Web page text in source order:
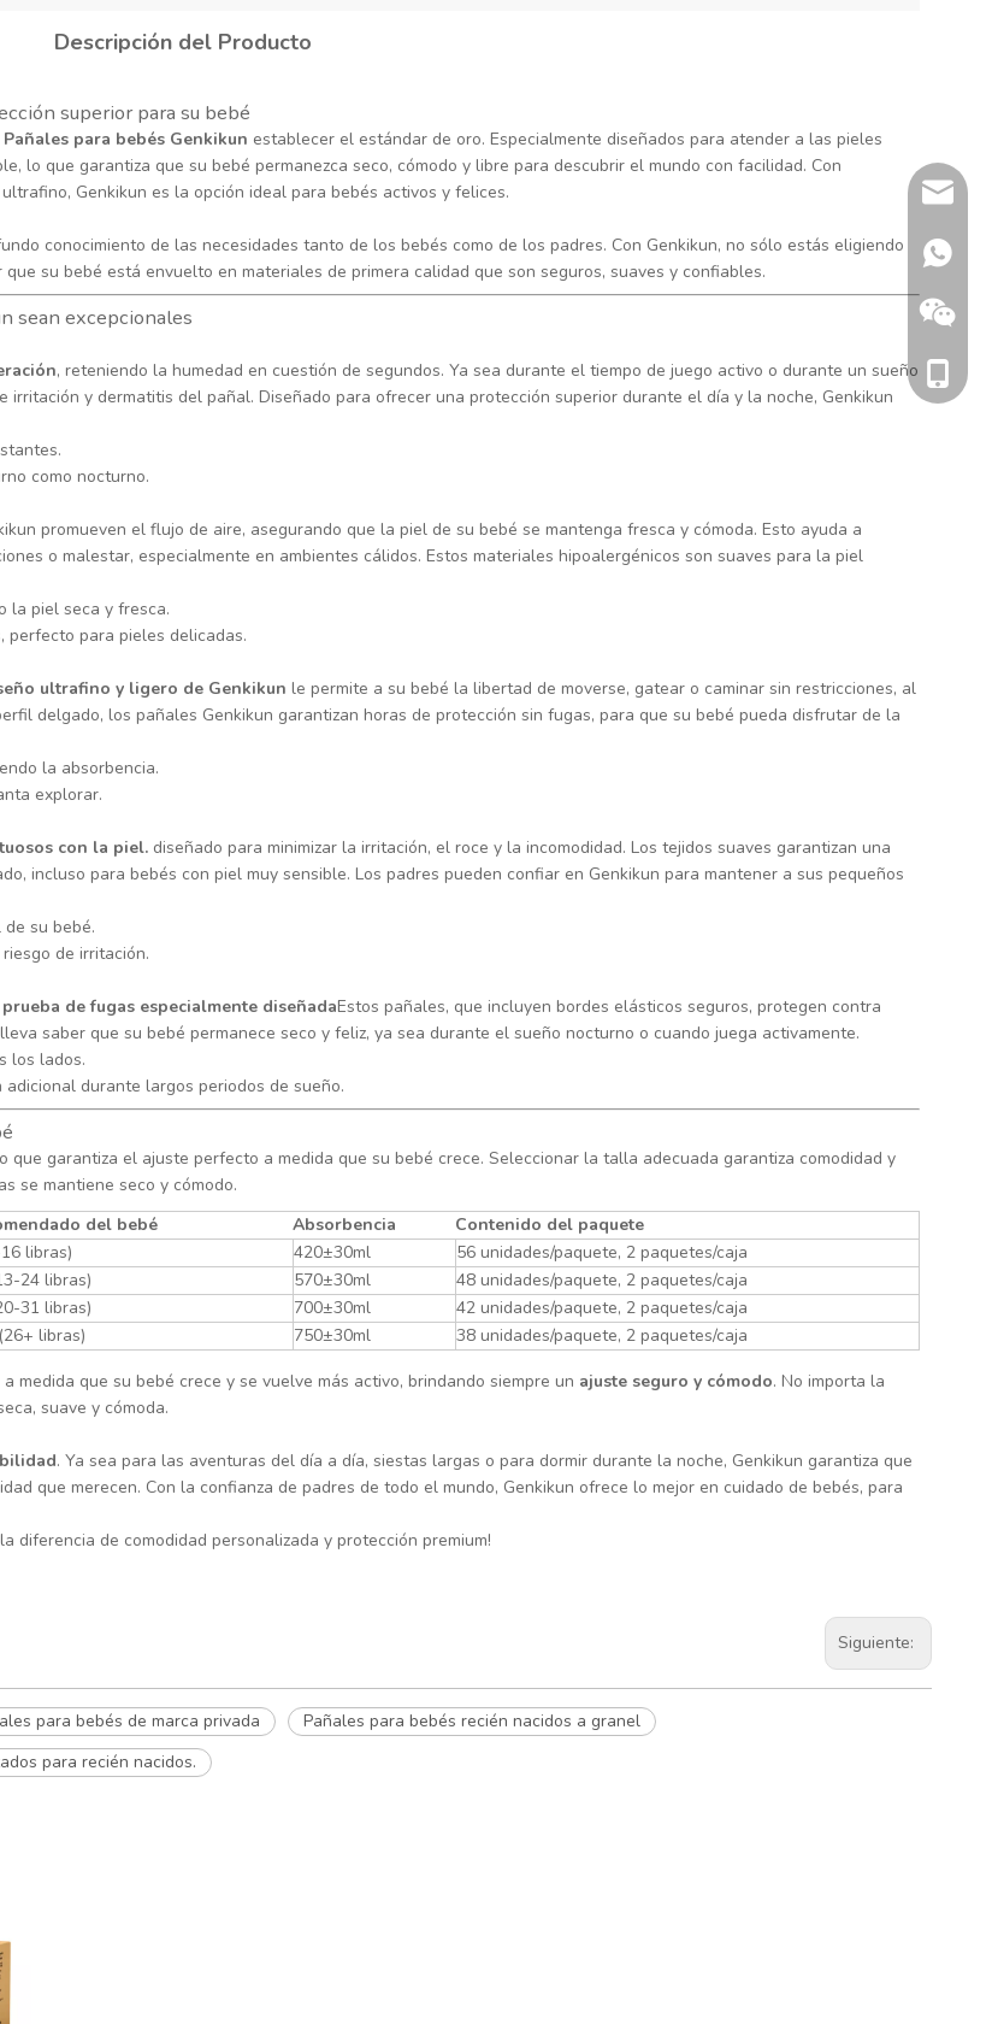
Descripción del Producto
superior para su bebé
Pañales para bebés Genkikun establecer el estándar de oro. Especialmente diseñados para atender a las pieles
lo que garantiza que su bebé permanezca seco, cómodo y libre para descubrir el mundo con facilidad. Con
Genkikun es la opción ideal para bebés activos y felices.
conocimiento de las necesidades tanto de los bebés como de los padres. Con Genkikun, no sólo estás eligiendo
su bebé está envuelto en materiales de primera calidad que son seguros, suaves y confiables.
sean excepcionales
, reteniendo la humedad en cuestión de segundos. Ya sea durante el tiempo de juego activo o durante un sueño
y dermatitis del pañal. Diseñado para ofrecer una protección superior durante el día y la noche, Genkikun
como nocturno.
promueven el flujo de aire, asegurando que la piel de su bebé se mantenga fresca y cómoda. Esto ayuda a
o malestar, especialmente en ambientes cálidos. Estos materiales hipoalergénicos son suaves para la piel
la piel seca y fresca.
perfecto para pieles delicadas.
ultrafino y ligero de Genkikun le permite a su bebé la libertad de moverse, gatear o caminar sin restricciones, al
delgado, los pañales Genkikun garantizan horas de protección sin fugas, para que su bebé pueda disfrutar de la
la absorbencia.
explorar.
con la piel. diseñado para minimizar la irritación, el roce y la incomodidad. Los tejidos suaves garantizan una
incluso para bebés con piel muy sensible. Los padres pueden confiar en Genkikun para mantener a sus pequeños
su bebé.
de irritación.
de fugas especialmente diseñadaEstos pañales, que incluyen bordes elásticos seguros, protegen contra
saber que su bebé permanece seco y feliz, ya sea durante el sueño nocturno o cuando juega activamente.
los lados.
durante largos periodos de sueño.
garantiza el ajuste perfecto a medida que su bebé crece. Seleccionar la talla adecuada garantiza comodidad y
se mantiene seco y cómodo.
del bebé Absorbencia
Contenido del paquete
libras) 420±30ml
56 unidades/paquete, 2 paquetes/caja
24 libras) 570±30ml
48 unidades/paquete, 2 paquetes/caja
31 libras) 700±30ml
42 unidades/paquete, 2 paquetes/caja
libras) 750±30ml
38 unidades/paquete, 2 paquetes/caja
que su bebé crece y se vuelve más activo, brindando siempre un ajuste seguro y cómodo. No importa la
suave y cómoda.
. Ya sea para las aventuras del día a día, siestas largas o para dormir durante la noche, Genkikun garantiza que
que merecen. Con la confianza de padres de todo el mundo, Genkikun ofrece lo mejor en cuidado de bebés, para
diferencia de comodidad personalizada y protección premium!
Siguiente:
para bebés de marca privada
Pañales para bebés recién nacidos a granel
para recién nacidos.
+86
+86